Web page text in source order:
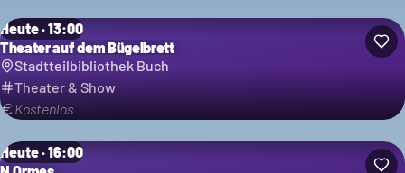
Heute · 13:00
Theater auf dem Bügelbrett
Stadtteilbibliothek Buch
Theater & Show
Kostenlos
Heute · 16:00